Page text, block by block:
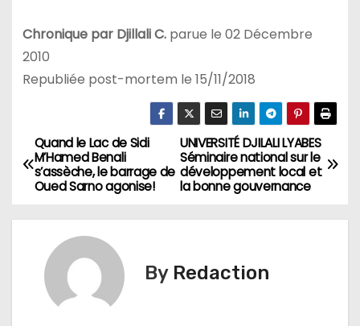
Chronique par Djillali C.parue le 02 Décembre
2010
Republiée post-mortem le 15/11/2018
N
a
v
UNIVERSITÉ DJILALI LYABES
Séminaire national sur le
développement local et
la bonne gouvernance
Quand le Lac de Sidi
M’Hamed Benali
s’assèche, le barrage de
Oued Sarno agonise!
By Redaction